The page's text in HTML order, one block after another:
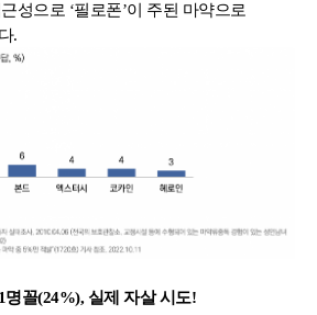
성으로 ‘필로폰’이 주된 마약으로
.
명꼴(24%), 실제 자살 시도!